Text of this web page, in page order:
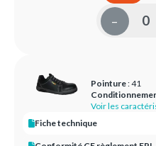
–
Pointure: 41
Voir les
Fiche technique